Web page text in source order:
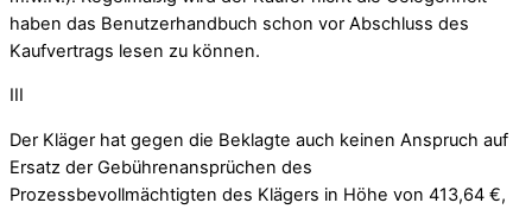
haben das Benutzerhandbuch schon vor Abschluss des
Kaufvertrags lesen zu können.
III
Der Kläger hat gegen die Beklagte auch keinen Anspruch auf
Ersatz der Gebührenansprüchen des
Prozessbevollmächtigten des Klägers in Höhe von 413,64 €,